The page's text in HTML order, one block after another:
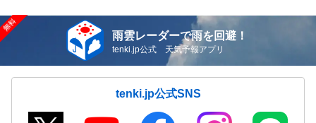
雨雲レーダーで雨を回避！
tenki.jp公式 天気予報アプリ
tenki.jp公式SNS